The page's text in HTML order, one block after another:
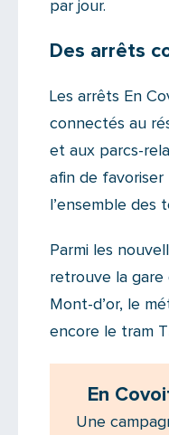
par jour.
Des arrêts
Les arrêts En
connectés au
et aux parcs-
afin de favoriser
l’ensemble des
Parmi les
retrouve la gare
Mont-d’or, le
encore le tram
En
Une